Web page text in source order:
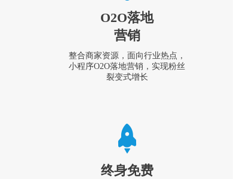
O2O落地
营销
整合商家资源，面向行业热点，
小程序O2O落地营销，实现粉丝
裂变式增长
终身免费